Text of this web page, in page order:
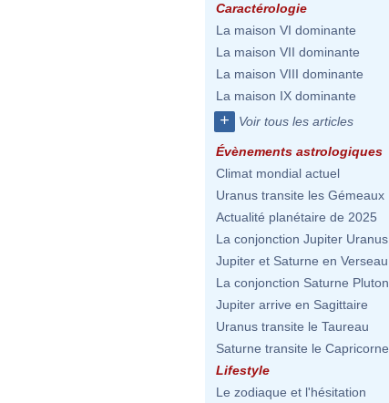
Caractérologie
La maison VI dominante
La maison VII dominante
La maison VIII dominante
La maison IX dominante
+ Voir tous les articles
Évènements astrologiques
Climat mondial actuel
Uranus transite les Gémeaux
Actualité planétaire de 2025
La conjonction Jupiter Uranus
Jupiter et Saturne en Verseau
La conjonction Saturne Pluton
Jupiter arrive en Sagittaire
Uranus transite le Taureau
Saturne transite le Capricorne
Lifestyle
Le zodiaque et l'hésitation